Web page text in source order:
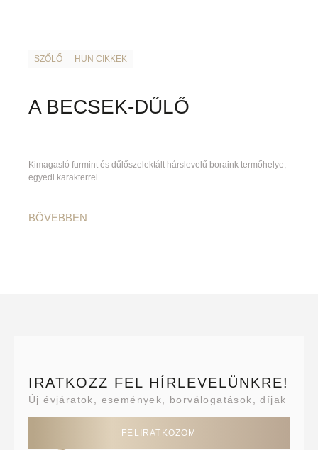
SZŐLŐ HUN CIKKEK
A BECSEK-DŰLŐ
Kimagasló furmint és dűlőszelektált hárslevelű boraink termőhelye,
egyedi karakterrel.
BŐVEBBEN
IRATKOZZ FEL HÍRLEVELÜNKRE!
Új évjáratok, események, borválogatások, díjak
FELIRATKOZOM